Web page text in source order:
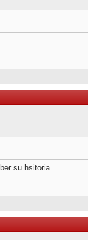
su hsitoria